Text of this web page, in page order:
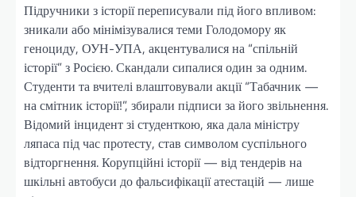
Підручники з історії переписували під його впливом:
зникали або мінімізувалися теми Голодомору як
геноциду, ОУН-УПА, акцентувалися на “спільній
історії” з Росією. Скандали сипалися один за одним.
Студенти та вчителі влаштовували акції “Табачник —
на смітник історії!”, збирали підписи за його звільнення.
Відомий інцидент зі студенткою, яка дала міністру
ляпаса під час протесту, став символом суспільного
відторгнення. Корупційні історії — від тендерів на
шкільні автобуси до фальсифікації атестацій — лише